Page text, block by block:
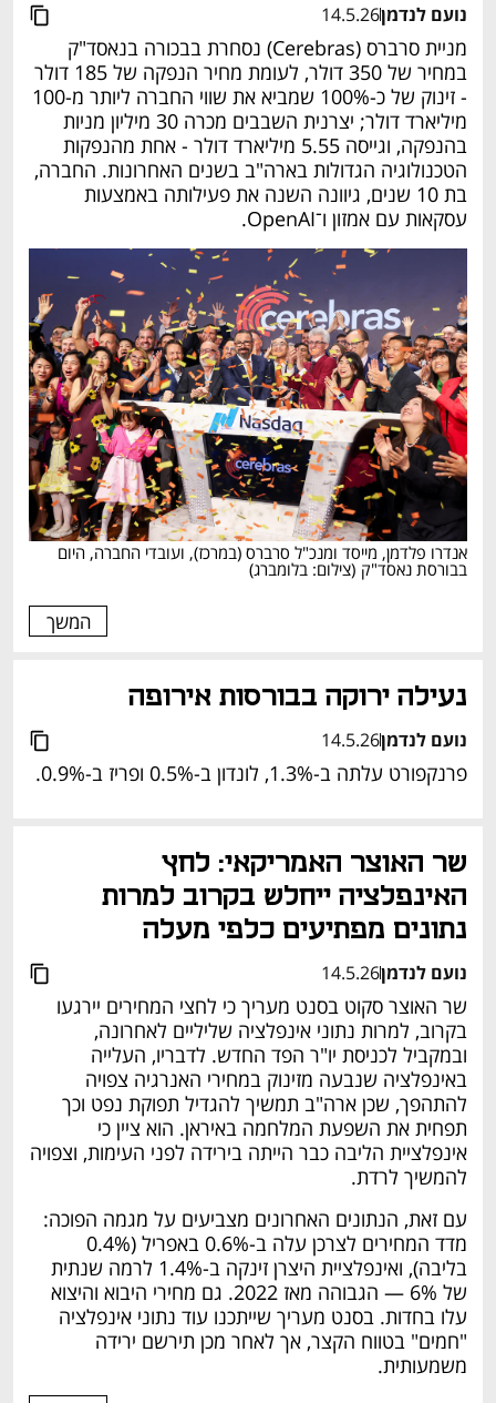
נועם לנדמן14.5.26
במחיר של 350 דולר, לעומת מחיר הנפקה של 185 דולר
מיליארד דולר; יצרנית השבבים מכרה 30 מיליון מניות
בהנפקה, וגייסה 5.55 מיליארד דולר - אחת מהנפקות
בת 10 שנים, גיוונה השנה את פעילותה באמצעות
עסקאות עם אמזון ו־OpenAI.
בבורסת נאסד"ק (צילום: בלומברג)
המשך
נעילה ירוקה בבורסות אירופה
נועם לנדמן14.5.26
פרנקפורט עלתה ב-1.3%, לונדון ב-0.5% ופריז ב-0.9%.
שר האוצר האמריקאי: לחץ
האינפלציה ייחלש בקרוב למרות
נתונים מפתיעים כלפי מעלה
נועם לנדמן14.5.26
להתהפך, שכן ארה"ב תמשיך להגדיל תפוקת נפט וכך
להמשיך לרדת.
מדד המחירים לצרכן עלה ב-0.6% באפריל (0.4%
בליבה), ואינפלציית היצרן זינקה ב-1.4% לרמה שנתית
של 6% — הגבוהה מאז 2022. גם מחירי היבוא והיצוא
משמעותית.